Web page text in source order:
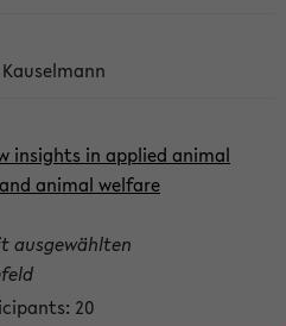
insights in applied animal
animal welfare
ausgewählten
20